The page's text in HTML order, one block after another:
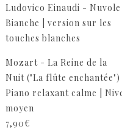
Ludovico Einaudi - Nuvole
Bianche | version sur les
touches blanches
Mozart - La Reine de la
Nuit ("La flûte enchantée") |
Piano relaxant calme |
moyen
7,90€